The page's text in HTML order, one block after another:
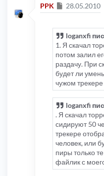
PPK Сообщение
28.05.2010
loganxfi
1. Я скачал
потом залил
раздачу. При
будет ли
чужом трекере
loganxfi
. Я скачал
сидируют 50
трекере
человек, или
пиры только
файлик с